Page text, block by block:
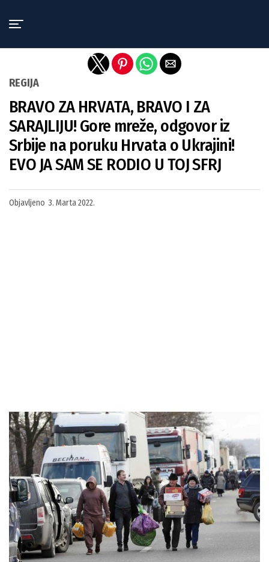
REGIJA
BRAVO ZA HRVATA, BRAVO I ZA
SARAJLIJU! Gore mreže, odgovor iz
Srbije na poruku Hrvata o Ukrajini!
EVO JA SAM SE RODIO U TOJ SFRJ
Objavljeno 3. Marta 2022.